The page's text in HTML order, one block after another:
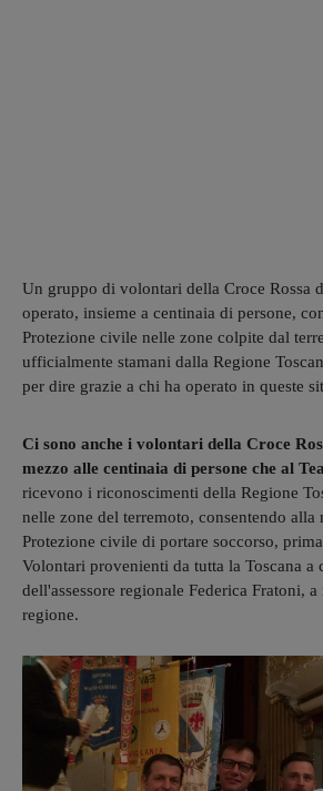
Un gruppo di volontari della Croce Rossa
operato, insieme a centinaia di persone,
Protezione civile nelle zone colpite dal
ufficialmente stamani dalla Regione
per dire grazie a chi ha operato in queste
Ci sono anche i volontari della Croce
mezzo alle centinaia di persone che al
ricevono i riconoscimenti della Regione
nelle zone del terremoto, consentendo alla
Protezione civile di portare soccorso,
Volontari provenienti da tutta la Toscana a
dell'assessore regionale Federica Fratoni,
regione.